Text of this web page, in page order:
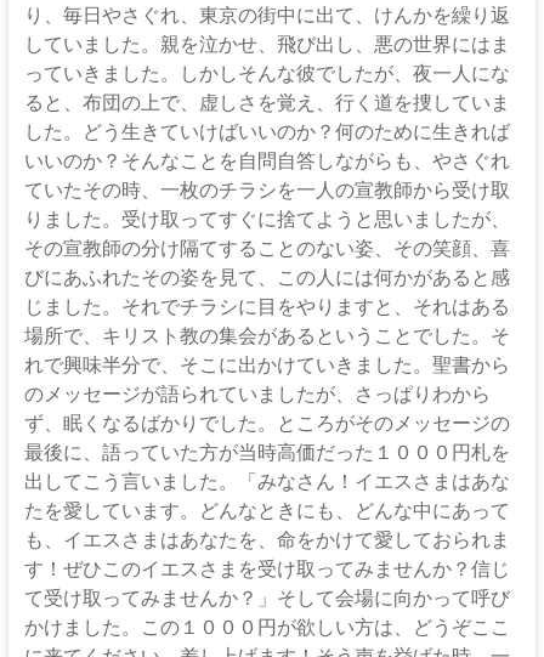
り、毎日やさぐれ、東京の街中に出て、けんかを繰り返
していました。親を泣かせ、飛び出し、悪の世界にはま
っていきました。しかしそんな彼でしたが、夜一人にな
ると、布団の上で、虚しさを覚え、行く道を捜していま
した。どう生きていけばいいのか？何のために生きれば
いいのか？そんなことを自問自答しながらも、やさぐれ
ていたその時、一枚のチラシを一人の宣教師から受け取
りました。受け取ってすぐに捨てようと思いましたが、
その宣教師の分け隔てすることのない姿、その笑顔、喜
びにあふれたその姿を見て、この人には何かがあると感
じました。それでチラシに目をやりますと、それはある
場所で、キリスト教の集会があるということでした。そ
れで興味半分で、そこに出かけていきました。聖書から
のメッセージが語られていましたが、さっぱりわから
ず、眠くなるばかりでした。ところがそのメッセージの
最後に、語っていた方が当時高価だった１０００円札を
出してこう言いました。「みなさん！イエスさまはあな
たを愛しています。どんなときにも、どんな中にあって
も、イエスさまはあなたを、命をかけて愛しておられま
す！ぜひこのイエスさまを受け取ってみませんか？信じ
て受け取ってみませんか？」そして会場に向かって呼び
かけました。この１０００円が欲しい方は、どうぞここ